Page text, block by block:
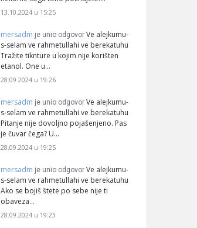
13.10.2024 u 15:25
mersadm je unio odgovor Ve alejkumu-
s-selam ve rahmetullahi ve berekatuhu
Tražite tiknture u kojim nije korišten
etanol. One u…
28.09.2024 u 19:26
mersadm je unio odgovor Ve alejkumu-
s-selam ve rahmetullahi ve berekatuhu
Pitanje nije dovoljno pojašenjeno. Pas
je čuvar čega? U…
28.09.2024 u 19:25
mersadm je unio odgovor Ve alejkumu-
s-selam ve rahmetullahi ve berekatuhu
Ako se bojiš štete po sebe nije ti
obaveza…
28.09.2024 u 19:23